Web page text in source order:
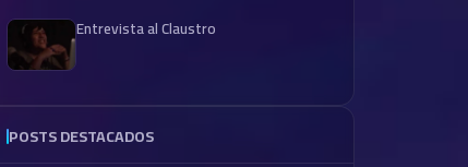
Entrevista al Claustro
POSTS DESTACADOS